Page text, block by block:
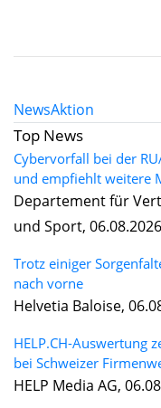
NewsAktion
Top News
Cybervorfall bei der
und empfiehlt weitere
Departement für
und Sport, 06.08.2026
Trotz einiger
nach vorne
Helvetia Baloise,
HELP.CH-Auswertung
bei Schweizer
HELP Media AG,